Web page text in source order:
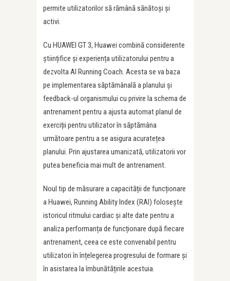
permite utilizatorilor să rămână sănătoși și
activi.
Cu HUAWEI GT 3, Huawei combină considerente
științifice și experiența utilizatorului pentru a
dezvolta AI Running Coach. Acesta se va baza
pe implementarea săptămânală a planului și
feedback-ul organismului cu privire la schema de
antrenament pentru a ajusta automat planul de
exerciții pentru utilizator în săptămâna
următoare pentru a se asigura acuratețea
planului. Prin ajustarea umanizată, utilizatorii vor
putea beneficia mai mult de antrenament.
Noul tip de măsurare a capacității de funcționare
a Huawei, Running Ability Index (RAI) folosește
istoricul ritmului cardiac și alte date pentru a
analiza performanța de funcționare după fiecare
antrenament, ceea ce este convenabil pentru
utilizatori în înțelegerea progresului de formare și
în asistarea la îmbunătățirile acestuia.